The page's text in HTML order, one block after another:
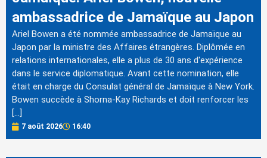
ambassadrice de Jamaïque au Japon
Ariel Bowen a été nommée ambassadrice de Jamaïque au
Japon par la ministre des Affaires étrangères. Diplômée en
relations internationales, elle a plus de 30 ans d'expérience
dans le service diplomatique. Avant cette nomination, elle
était en charge du Consulat général de Jamaïque à New York.
Bowen succède à Shorna-Kay Richards et doit renforcer les
[…]
7 août 2026 16:40